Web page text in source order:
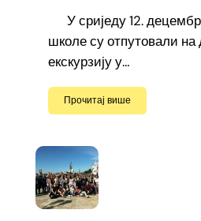
У сриједу 12.
школе су отпутовали на
екскурзију у…
Прочитај више